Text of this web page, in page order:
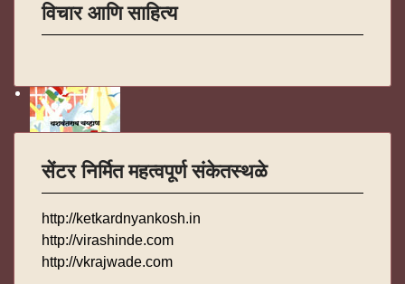
विचार आणि साहित्य
सेंटर निर्मित महत्वपूर्ण संकेतस्थळे
http://ketkardnyankosh.in
http://virashinde.com
http://vkrajwade.com